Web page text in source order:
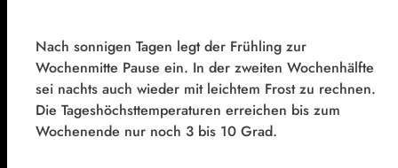
Nach sonnigen Tagen legt der Frühling zur
Wochenmitte Pause ein. In der zweiten Wochenhälfte
sei nachts auch wieder mit leichtem Frost zu rechnen.
Die Tageshöchsttemperaturen erreichen bis zum
Wochenende nur noch 3 bis 10 Grad.